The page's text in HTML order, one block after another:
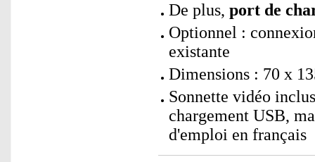
De plus, port de
Optionnel :
existante
Dimensions : 70 x
Sonnette vidéo
chargement USB,
d'emploi en français